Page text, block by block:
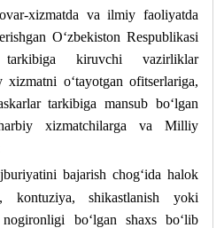
xizmatda va ilmiy faoliyatda
O‘zbekiston Respublikasi
kiruvchi vazirliklar
o‘tayotgan ofitserlariga,
tarkibiga mansub bo‘lgan
xizmatchilarga va Milliy
bajarish chog‘ida halok
kontuziya, shikastlanish yoki
bo‘lgan shaxs bo‘lib